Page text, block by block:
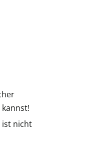
ist nicht